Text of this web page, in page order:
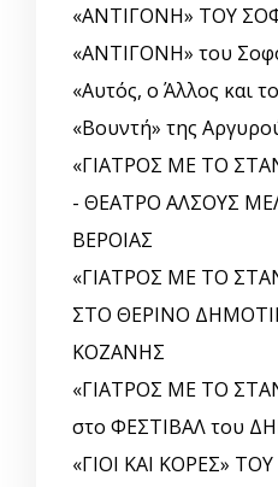
«ΑΝΤΙΓΟΝΗ» ΤΟΥ
«ΑΝΤΙΓΟΝΗ» του
«Αυτός, o Άλλος και
«Βουντή» της
«ΓΙΑΤΡΟΣ ΜΕ ΤΟ
- ΘΕΑΤΡΟ ΑΛΣΟΥΣ
ΒΕΡΟΙΑΣ
«ΓΙΑΤΡΟΣ ΜΕ ΤΟ
ΣΤΟ ΘΕΡΙΝΟ
ΚΟΖΑΝΗΣ
«ΓΙΑΤΡΟΣ ΜΕ ΤΟ
στο ΦΕΣΤΙΒΑΛ του
«ΓΙΟΙ ΚΑΙ ΚΟΡΕΣ»